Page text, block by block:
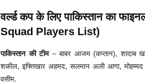
वर्ल्ड कप के लिए पाकिस्तान का
Squad Players List)
पाकिस्तान की टीम– बाबर आजम (कप्तान), शादाब
शकील, इफ्तिखार अहमद, सलमान अली आगा, मोहम्मद
वसीम.